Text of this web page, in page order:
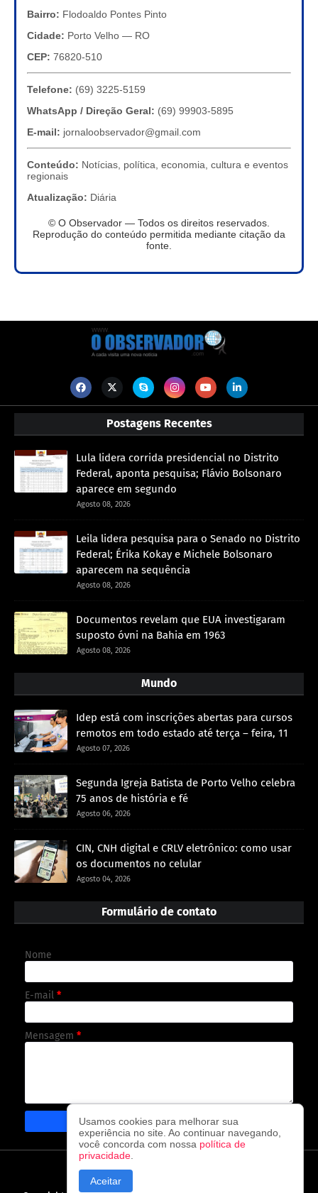
Bairro: Flodoaldo Pontes Pinto
Cidade: Porto Velho — RO
CEP: 76820-510
Telefone: (69) 3225-5159
WhatsApp / Direção Geral: (69) 99903-5895
E-mail: jornaloobservador@gmail.com
Conteúdo: Notícias, política, economia, cultura e eventos
regionais
Atualização: Diária
© O Observador — Todos os direitos reservados.
Reprodução do conteúdo permitida mediante citação da
fonte.
Postagens Recentes
Lula lidera corrida presidencial no Distrito
Federal, aponta pesquisa; Flávio Bolsonaro
aparece em segundo
Agosto 08, 2026
Leila lidera pesquisa para o Senado no Distrito
Federal; Érika Kokay e Michele Bolsonaro
aparecem na sequência
Agosto 08, 2026
Documentos revelam que EUA investigaram
suposto óvni na Bahia em 1963
Agosto 08, 2026
Mundo
Idep está com inscrições abertas para cursos
remotos em todo estado até terça – feira, 11
Agosto 07, 2026
Segunda Igreja Batista de Porto Velho celebra
75 anos de história e fé
Agosto 06, 2026
CIN, CNH digital e CRLV eletrônico: como usar
os documentos no celular
Agosto 04, 2026
Formulário de contato
Nome
E-mail *
Mensagem *
CAPA CONTATO
Usamos cookies para melhorar sua
experiência no site. Ao continuar navegando,
você concorda com nossa política de
privacidade
Aceitar